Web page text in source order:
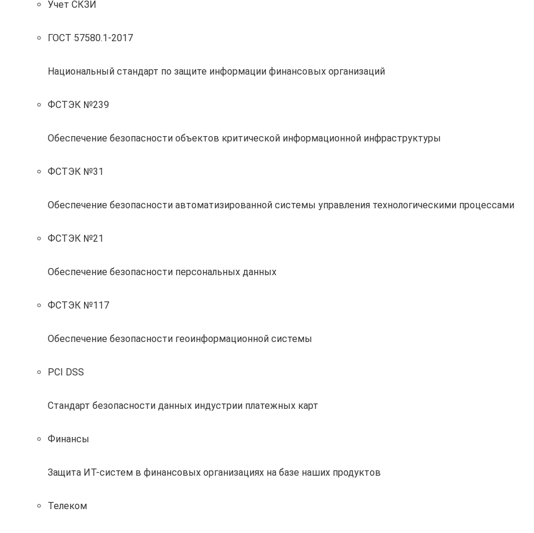
Учет СКЗИ
ГОСТ 57580.1-2017
Национальный стандарт по защите информации финансовых организаций
ФСТЭК №239
Обеспечение безопасности объектов критической информационной инфраструктуры
ФСТЭК №31
Обеспечение безопасности автоматизированной системы управления технологическими процессами
ФСТЭК №21
Обеспечение безопасности персональных данных
ФСТЭК №117
Обеспечение безопасности геоинформационной системы
PCI DSS
Стандарт безопасности данных индустрии платежных карт
Финансы
Защита ИТ-систем в финансовых организациях на базе наших продуктов
Телеком